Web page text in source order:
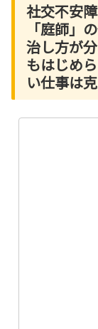
社交不安
「庭師」
治し方が
もはじめ
い仕事は